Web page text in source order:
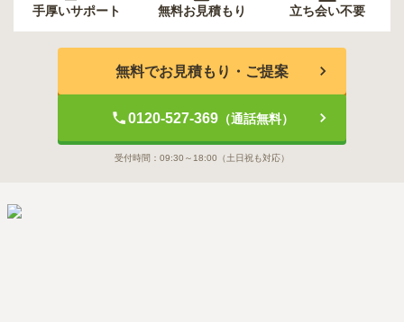
手厚いサポート 無料お見積もり 立ち会い不要
無料でお見積もり・ご提案
0120-527-369（通話無料）
受付時間： 09:30～18:00 （土日祝も対応）